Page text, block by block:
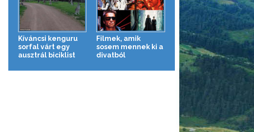
Kíváncsi kenguru
sorfal várt egy
ausztrál biciklist
Filmek, amik
sosem mennek ki a
divatból